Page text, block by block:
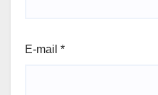
E-mail *